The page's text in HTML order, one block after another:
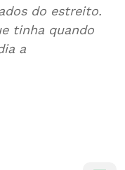
do estreito.
tinha quando
a